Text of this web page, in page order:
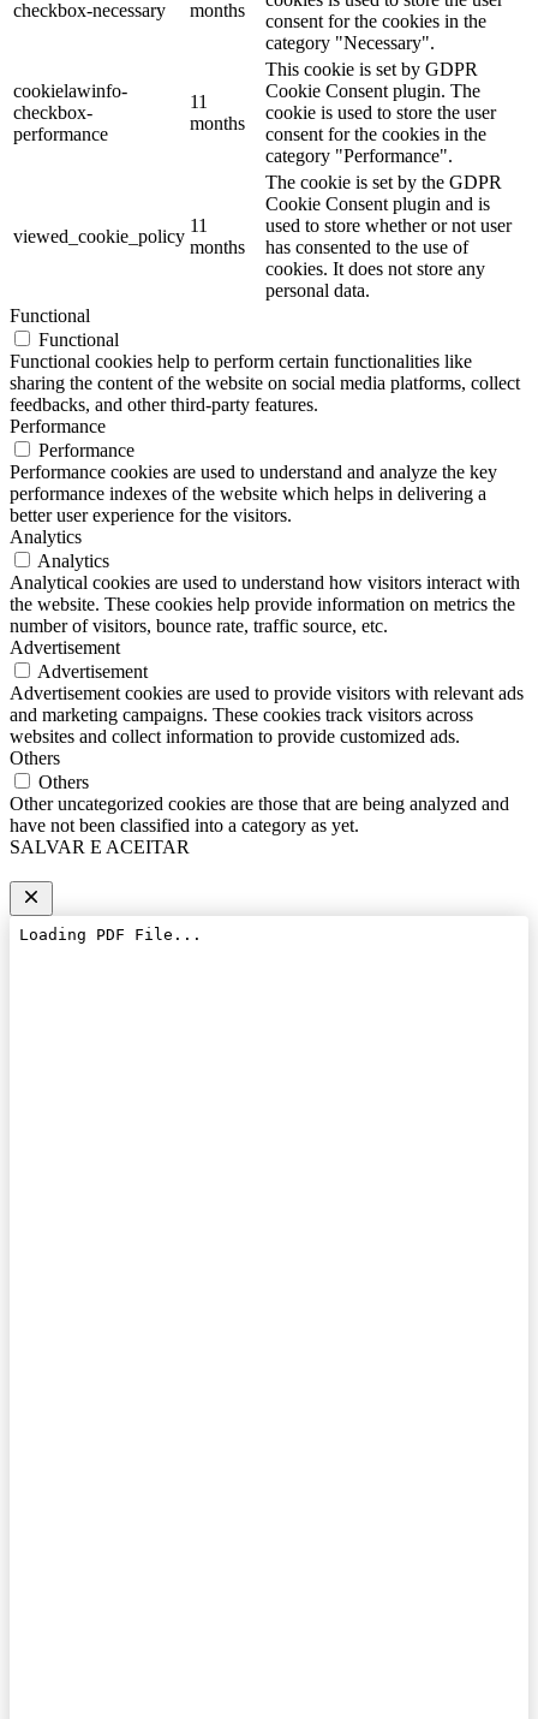
checkbox-necessary
months
consent for the cookies in the
category "Necessary".
cookielawinfo-
checkbox-
performance
11
months
This cookie is set by GDPR
Cookie Consent plugin. The
cookie is used to store the user
consent for the cookies in the
category "Performance".
viewed_cookie_policy
11
months
The cookie is set by the GDPR
Cookie Consent plugin and is
used to store whether or not user
has consented to the use of
cookies. It does not store any
personal data.
Functional
Functional
Functional cookies help to perform certain functionalities like
sharing the content of the website on social media platforms, collect
feedbacks, and other third-party features.
Performance
Performance
Performance cookies are used to understand and analyze the key
performance indexes of the website which helps in delivering a
better user experience for the visitors.
Analytics
Analytics
Analytical cookies are used to understand how visitors interact with
the website. These cookies help provide information on metrics the
number of visitors, bounce rate, traffic source, etc.
Advertisement
Advertisement
Advertisement cookies are used to provide visitors with relevant ads
and marketing campaigns. These cookies track visitors across
websites and collect information to provide customized ads.
Others
Others
Other uncategorized cookies are those that are being analyzed and
have not been classified into a category as yet.
SALVAR E ACEITAR